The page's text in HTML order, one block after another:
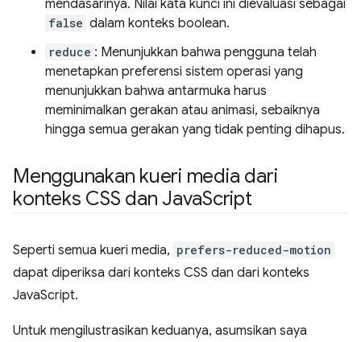
mendasarinya. Nilai kata kunci ini dievaluasi sebagai
false dalam konteks boolean.
reduce : Menunjukkan bahwa pengguna telah
menetapkan preferensi sistem operasi yang
menunjukkan bahwa antarmuka harus
meminimalkan gerakan atau animasi, sebaiknya
hingga semua gerakan yang tidak penting dihapus.
Menggunakan kueri media dari
konteks CSS dan JavaScript
Seperti semua kueri media, prefers-reduced-motion
dapat diperiksa dari konteks CSS dan dari konteks
JavaScript.
Untuk mengilustrasikan keduanya, asumsikan saya